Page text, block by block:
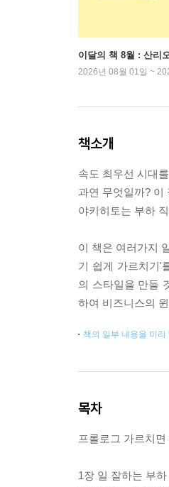
이달의 책 8월 : 산리
2026년 08월 01일 ~
책소개
속도 최우선 시대
과연 무엇일까? 이
야키히토는 부하
이 책은 여러가지
기 쉽게 가르치기'
의 스타일을 만들
하여 비즈니스의
책의 일부 내용을 미
목차
프롤로그 가르치
1장 일 잘하는 부